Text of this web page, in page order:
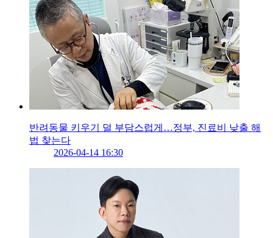
반려동물 키우기 덜 부담스럽게…정부, 진료비 낮출 해
법 찾는다
2026-04-14 16:30